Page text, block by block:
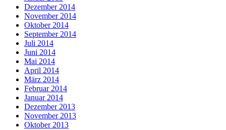
Dezember 2014
November 2014
Oktober 2014
September 2014
Juli 2014
Juni 2014
Mai 2014
April 2014
März 2014
Februar 2014
Januar 2014
Dezember 2013
November 2013
Oktober 2013